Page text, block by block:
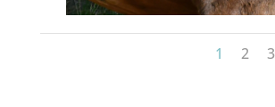
1 2 3